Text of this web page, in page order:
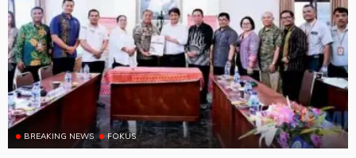
BREAKING NEWS FOKUS